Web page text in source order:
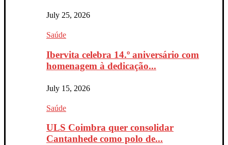
July 25, 2026
Saúde
Ibervita celebra 14.º aniversário com
homenagem à dedicação...
July 15, 2026
Saúde
ULS Coimbra quer consolidar
Cantanhede como polo de...